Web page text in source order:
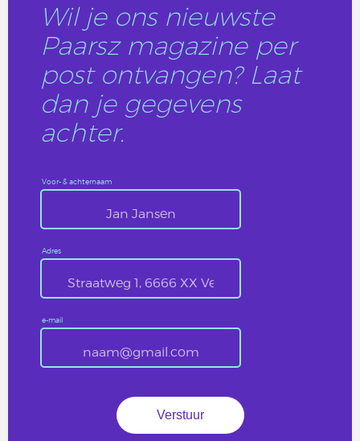
Wil je ons nieuwste
Paarsz magazine per
post ontvangen? Laat
dan je gegevens
achter.
Voor- & achternaam
Adres
e-mail